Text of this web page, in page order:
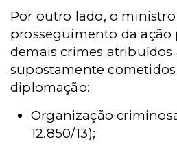
Por outro lado, o
prosseguimento da ação
demais crimes atribuídos
supostamente cometidos
diplomação:
Organização
12.850/13);